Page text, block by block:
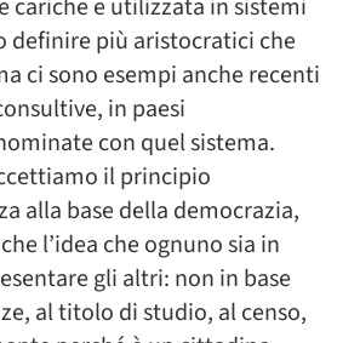
cariche e utilizzata in sistemi
definire più aristocratici che
ci sono esempi anche recenti
in paesi
con quel sistema.
il principio
alla base della democrazia,
l’idea che ognuno sia in
gli altri: non in base
al titolo di studio, al censo,